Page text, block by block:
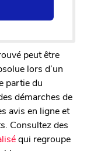
peut être
lors d’un
partie du
démarches de
avis en ligne et
Consultez des
qui regroupe